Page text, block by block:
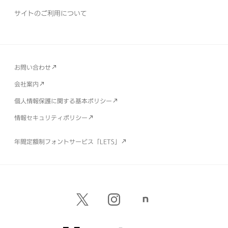
サイトのご利用について
お問い合わせ
会社案内
個人情報保護に関する基本ポリシー
情報セキュリティポリシー
年間定額制フォントサービス「LETS」